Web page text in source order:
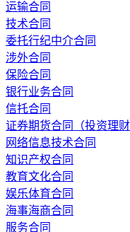
运输合同
技术合同
委托行纪中介合同
涉外合同
保险合同
银行业务合同
信托合同
证券期货合同（投资理财
网络信息技术合同
知识产权合同
教育文化合同
娱乐体育合同
海事海商合同
服务合同